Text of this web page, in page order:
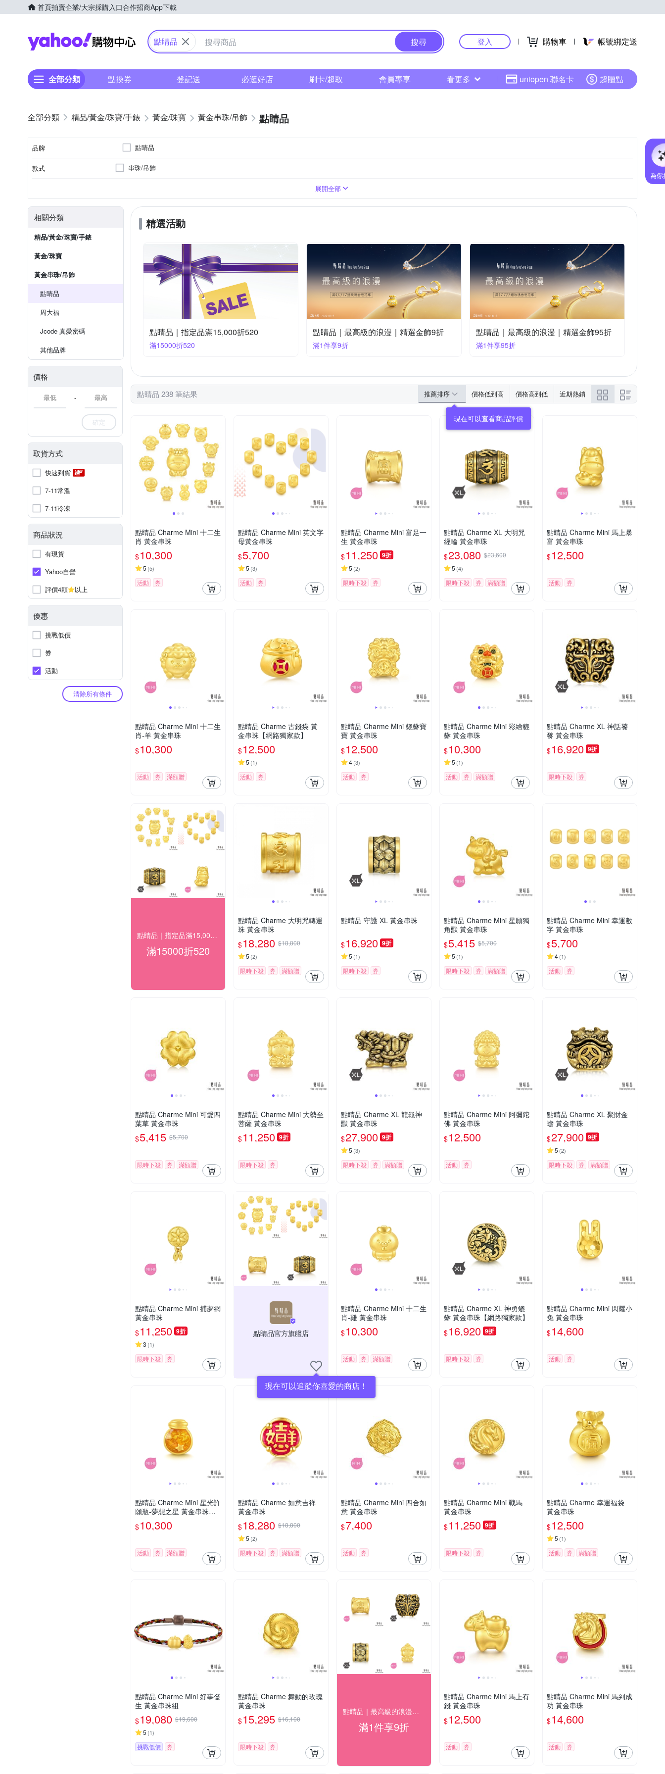
首頁拍賣企業/大宗採購入口合作招商App下載
Yahoo購物中心
點睛品 搜尋 登入 購物車 帳號綁定送
全部分類 點換券 登記送 必逛好店 刷卡/超取 會員專享 看更多 uniopen 聯名卡 超贈點
精品/黃金/珠寶/手錶 黃金/珠寶 黃金串珠/吊飾 點睛品
品牌 點睛品
款式 串珠/吊飾
展開全部
相關分類
精品/黃金/珠寶/手錶
黃金/珠寶
黃金串珠/吊飾
點睛品
周大福
Jcode 真愛密碼
其他品牌
價格
-
確定
取貨方式
快速到貨
7-11常溫
7-11冷凍
商品狀況
有現貨
Yahoo自營
評價4顆
以上
優惠
挑戰低價
券
活動
清除所有條件
精選活動
點睛品｜指定品滿15,000折520
滿15000折520
點睛品｜最高級的浪漫｜精選金飾9折
滿1件享9折
點睛品｜最高級的浪漫｜精選金飾95折
滿1件享95折
點睛品 238 筆結果 推薦排序 價格低到高 價格高到低 近期熱銷
點睛品 Charme Mini 十二生
肖 黃金串珠
$10,300
5 (5)
活動 券
點睛品 Charme Mini 英文字
母黃金串珠
$5,700
5 (3)
活動 券
點睛品 Charme Mini 富足一
生 黃金串珠
$11,250 9折
5 (2)
限時下殺 券
點睛品 Charme XL 大明咒
經輪 黃金串珠
$23,080 $23,600
5 (4)
限時下殺 券 滿額贈
點睛品 Charme Mini 馬上暴
富 黃金串珠
$12,500
活動 券
點睛品 Charme Mini 十二生
肖-羊 黃金串珠
$10,300
活動 券 滿額贈
點睛品 Charme 古錢袋 黃
金串珠【網路獨家款】
$12,500
5 (1)
活動 券
點睛品 Charme Mini 貔貅寶
寶 黃金串珠
$12,500
4(3)
活動 券
點睛品 Charme Mini 彩繪貔
貅 黃金串珠
$10,300
5 (1)
活動 券 滿額贈
點睛品 Charme XL 神話饕
餮 黃金串珠
$16,920 9折
限時下殺 券
點睛品｜指定品滿15,000折520
滿15000折520
點睛品 Charme 大明咒轉運
珠 黃金串珠
$18,280 $18,800
5 (2)
限時下殺 券 滿額贈
點睛品 守護 XL 黃金串珠
$16,920 9折
5 (1)
限時下殺 券
點睛品 Charme Mini 星願獨
角獸 黃金串珠
$5,415 $5,700
5 (1)
限時下殺 券 滿額贈
點睛品 Charme Mini 幸運數
字 黃金串珠
$5,700
4(1)
活動 券
點睛品 Charme Mini 可愛四
葉草 黃金串珠
$5,415 $5,700
限時下殺 券 滿額贈
點睛品 Charme Mini 大勢至
菩薩 黃金串珠
$11,250 9折
限時下殺 券
點睛品 Charme XL 龍龜神
獸 黃金串珠
$27,900 9折
5 (3)
限時下殺 券 滿額贈
點睛品 Charme Mini 阿彌陀
佛 黃金串珠
$12,500
活動 券
點睛品 Charme XL 聚財金
蟾 黃金串珠
$27,900 9折
5 (2)
限時下殺 券 滿額贈
點睛品 Charme Mini 捕夢網
黃金串珠
$11,250 9折
3 (1)
限時下殺 券
點睛品官方旗艦店
現在可以追蹤你喜愛的商店！
點睛品 Charme Mini 十二生
肖-雞 黃金串珠
$10,300
活動 券 滿額贈
點睛品 Charme XL 神勇貔
貅 黃金串珠【網路獨家款】
$16,920 9折
限時下殺 券
點睛品 Charme Mini 閃耀小
兔 黃金串珠
$14,600
活動 券
點睛品 Charme Mini 星光許
願瓶-夢想之星 黃金串珠
【網路獨家款】
$10,300
活動 券 滿額贈
點睛品 Charme 如意吉祥
黃金串珠
$18,280 $18,800
5 (2)
限時下殺 券 滿額贈
點睛品 Charme Mini 四合如
意 黃金串珠
$7,400
活動 券
點睛品 Charme Mini 戰馬
黃金串珠
$11,250 9折
限時下殺 券
點睛品 Charme 幸運福袋
黃金串珠
$12,500
5 (1)
活動 券 滿額贈
點睛品 Charme Mini 好事發
生 黃金串珠組
$19,080 $19,600
5 (1)
挑戰低價 券
點睛品 Charme 舞動的玫瑰
黃金串珠
$15,295 $16,100
限時下殺 券
點睛品｜最高級的浪漫｜精選金飾9折
滿1件享9折
點睛品 Charme Mini 馬上有
錢 黃金串珠
$12,500
活動 券
點睛品 Charme Mini 馬到成
功 黃金串珠
$14,600
活動 券